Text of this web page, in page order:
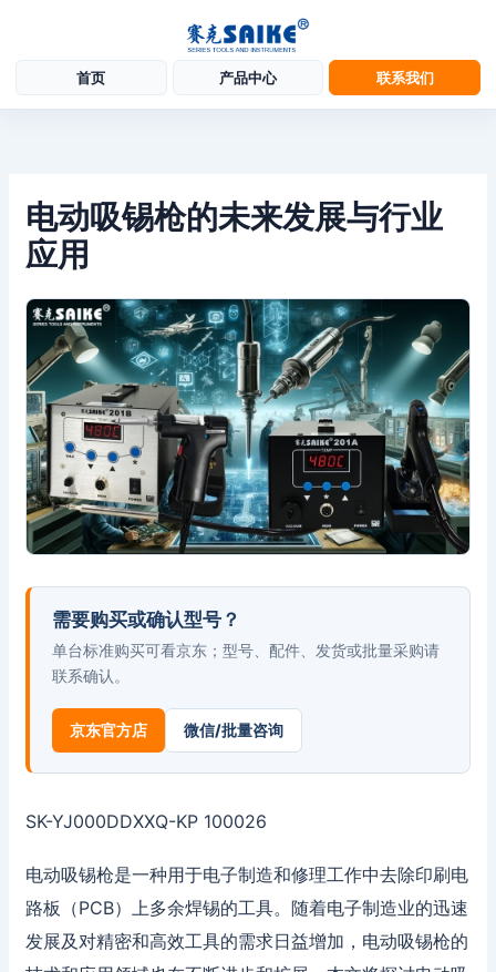
首页 产品中心 联系我们
电动吸锡枪的未来发展与行业
应用
需要购买或确认型号？
单台标准购买可看京东；型号、配件、发货或批量采购请
联系确认。
京东官方店 微信/批量咨询
SK-YJ000DDXXQ-KP 100026
电动吸锡枪是一种用于电子制造和修理工作中去除印刷电
路板（PCB）上多余焊锡的工具。随着电子制造业的迅速
发展及对精密和高效工具的需求日益增加，电动吸锡枪的